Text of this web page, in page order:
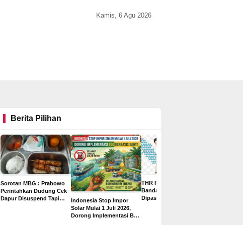
Kamis, 6 Agu 2026
Berita Pilihan
Sorotan MBG : Prabowo
Perintahkan Dudung Cek
Dapur Disuspend Tapi
Indonesia Stop Impor
Solar Mulai 1 Juli 2026,
Dorong Implementasi B50
THR PPPK Paruh Waktu
Bandar Lampung
Dipastikan Cair Rp500